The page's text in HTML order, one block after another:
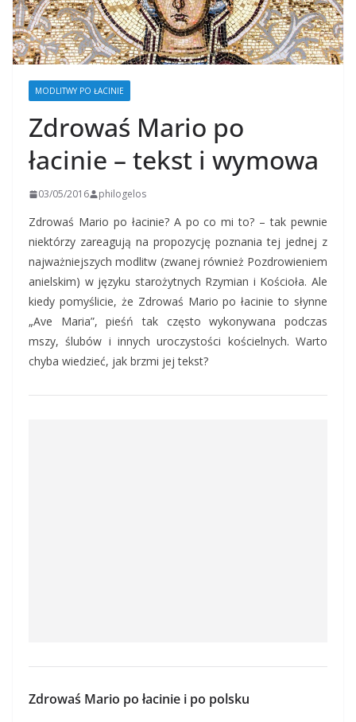
MODLITWY PO ŁACINIE
Zdrowaś Mario po
łacinie – tekst i wymowa
03/05/2016 philogelos
Zdrowaś Mario po łacinie? A po co mi to? – tak pewnie
niektórzy zareagują na propozycję poznania tej jednej z
najważniejszych modlitw (zwanej również Pozdrowieniem
anielskim) w języku starożytnych Rzymian i Kościoła. Ale
kiedy pomyślicie, że Zdrowaś Mario po łacinie to słynne
„Ave Maria”, pieśń tak często wykonywana podczas
mszy, ślubów i innych uroczystości kościelnych. Warto
chyba wiedzieć, jak brzmi jej tekst?
Zdrowaś Mario po łacinie i po polsku